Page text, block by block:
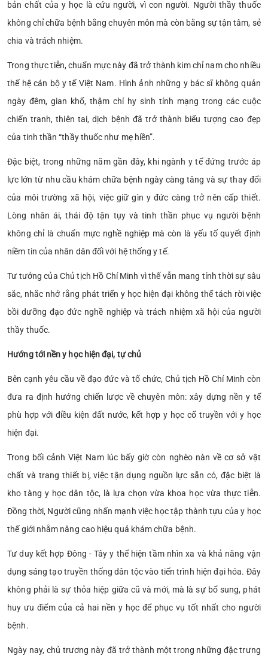
bản chất của y học là cứu người, vì con người. Người thầy thuốc
không chỉ chữa bệnh bằng chuyên môn mà còn bằng sự tận tâm, sẻ
chia và trách nhiệm.
Trong thực tiễn, chuẩn mực này đã trở thành kim chỉ nam cho nhiều
thế hệ cán bộ y tế Việt Nam. Hình ảnh những y bác sĩ không quản
ngày đêm, gian khổ, thậm chí hy sinh tính mạng trong các cuộc
chiến tranh, thiên tai, dịch bệnh đã trở thành biểu tượng cao đẹp
của tinh thần “thầy thuốc như mẹ hiền”.
Đặc biệt, trong những năm gần đây, khi ngành y tế đứng trước áp
lực lớn từ nhu cầu khám chữa bệnh ngày càng tăng và sự thay đổi
của môi trường xã hội, việc giữ gìn y đức càng trở nên cấp thiết.
Lòng nhân ái, thái độ tận tụy và tinh thần phục vụ người bệnh
không chỉ là chuẩn mực nghề nghiệp mà còn là yếu tố quyết định
niềm tin của nhân dân đối với hệ thống y tế.
Tư tưởng của Chủ tịch Hồ Chí Minh vì thế vẫn mang tính thời sự sâu
sắc, nhắc nhở rằng phát triển y học hiện đại không thể tách rời việc
bồi dưỡng đạo đức nghề nghiệp và trách nhiệm xã hội của người
thầy thuốc.
Hướng tới nền y học hiện đại, tự chủ
Bên cạnh yêu cầu về đạo đức và tổ chức, Chủ tịch Hồ Chí Minh còn
đưa ra định hướng chiến lược về chuyên môn: xây dựng nền y tế
phù hợp với điều kiện đất nước, kết hợp y học cổ truyền với y học
hiện đại.
Trong bối cảnh Việt Nam lúc bấy giờ còn nghèo nàn về cơ sở vật
chất và trang thiết bị, việc tận dụng nguồn lực sẵn có, đặc biệt là
kho tàng y học dân tộc, là lựa chọn vừa khoa học vừa thực tiễn.
Đồng thời, Người cũng nhấn mạnh việc học tập thành tựu của y học
thế giới nhằm nâng cao hiệu quả khám chữa bệnh.
Tư duy kết hợp Đông - Tây y thể hiện tầm nhìn xa và khả năng vận
dụng sáng tạo truyền thống dân tộc vào tiến trình hiện đại hóa. Đây
không phải là sự thỏa hiệp giữa cũ và mới, mà là sự bổ sung, phát
huy ưu điểm của cả hai nền y học để phục vụ tốt nhất cho người
bệnh.
Ngày nay, chủ trương này đã trở thành một trong những đặc trưng